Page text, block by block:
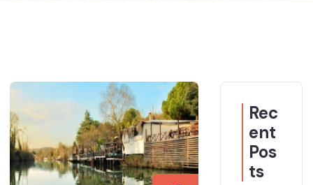
Rec
ent
Pos
ts